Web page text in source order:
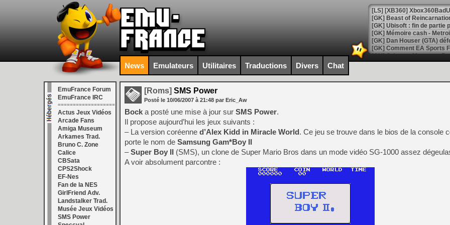
[GK] Beast of
[GK] Ubisoft : fin de partie
[GK] Mémoire cash -
[GK] Dan Houser (GTA)
[GK] Comment EA Sports
[GK] Crimson Moon : un
[GK] Isle of Reveries : le
[GK] Moonlighter 2 : The
[GK] Capcom relance
[Mo5] Deux inédits du
[GK] Le beat'em up The
[GK] Endless Legend 2 :
[LS] [PS5] Le WebKit
[GK] Oubliez Crazy Taxi,
[LS] [Switch] NSZ 5.0.0
News Emulateurs Utilitaires Traductions Divers Chat
EmuFrance Forum
EmuFrance IRC
===================
Actus Jeux Vidéos
Arcade Fans
Amiga Museum
Arkames Trad.
Bruno C. Zone
Calice
CBSata
CPS2Shock
EF-Nes
Fan de la NES
GirlFriend Adv.
Landstalker Trad.
Musée Jeux Vidéos
SMS Power
[Roms] SMS Power
Posté le 10/06/2007 à 21:48 par Eric_Aw
Bock a posté une mise à jour sur SMS Power.
Il propose aujourd’hui les jeux suivants :
– La version coréenne d’Alex Kidd in Miracle World. Ce jeu se trouve dans le bios de la console
porte le nom de Samsung Gam*Boy II
–Super Boy II (SMS), un clone de Super Mario Bros dans un mode vidéo SG-1000 assez
A voir absolument parcontre :